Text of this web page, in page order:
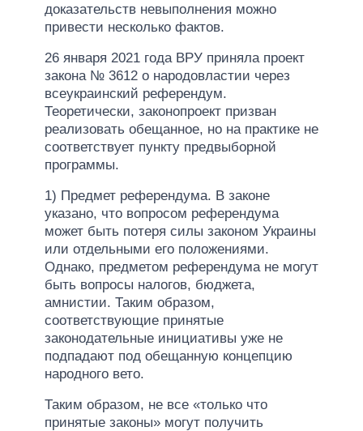
доказательств невыполнения можно
привести несколько фактов.
26 января 2021 года ВРУ приняла проект
закона № 3612 о народовластии через
всеукраинский референдум.
Теоретически, законопроект призван
реализовать обещанное, но на практике не
соответствует пункту предвыборной
программы.
1) Предмет референдума. В законе
указано, что вопросом референдума
может быть потеря силы законом Украины
или отдельными его положениями.
Однако, предметом референдума не могут
быть вопросы налогов, бюджета,
амнистии. Таким образом,
соответствующие принятые
законодательные инициативы уже не
подпадают под обещанную концепцию
народного вето.
Таким образом, не все «только что
принятые законы» могут получить